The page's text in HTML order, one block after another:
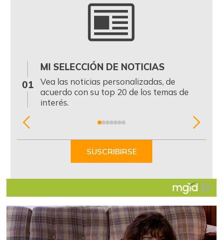
01
MI SELECCIÓN DE NOTICIAS
Vea las noticias personalizadas, de
acuerdo con su top 20 de los temas de
interés.
Item
SUSCRIBIRSE